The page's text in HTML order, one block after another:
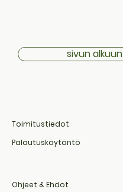
sivun alkuun
Toimitustiedot
Palautuskäytäntö
Ohjeet & Ehdot